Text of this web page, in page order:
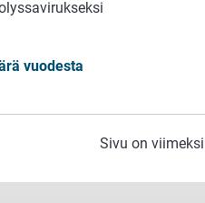
vuodesta
Sivu on